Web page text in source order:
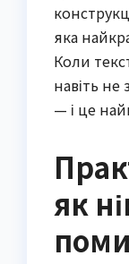
яка
Коли
навіть
— і це
як